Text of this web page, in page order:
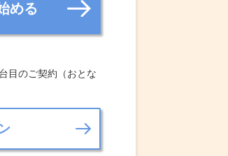
める
目のご契約（おとな